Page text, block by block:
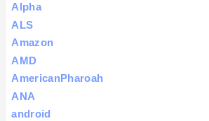
Alpha
ALS
Amazon
AMD
AmericanPharoah
ANA
android